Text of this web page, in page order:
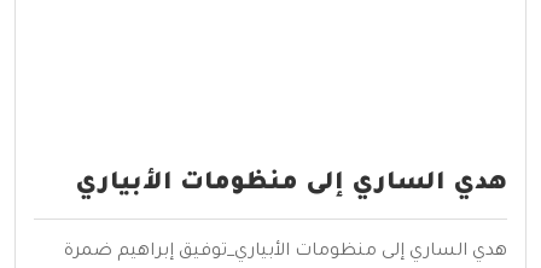
هدي الساري إلى منظومات الأبياري
هدي الساري إلى منظومات الأبياري_توفيق إبراهيم ضمرة